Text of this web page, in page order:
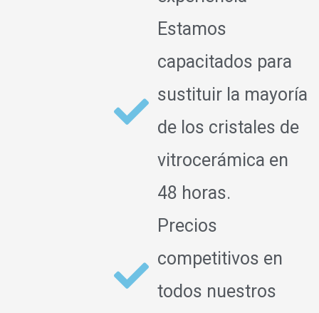
Estamos
capacitados para
sustituir la mayoría
de los cristales de
vitrocerámica en
48 horas.
Precios
competitivos en
todos nuestros